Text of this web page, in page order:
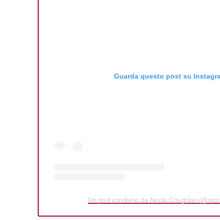
Guarda questo post su
Un post condiviso da Nicola Coughlan